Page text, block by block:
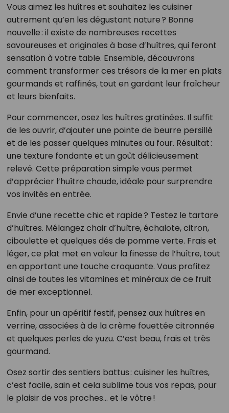
Vous aimez les huîtres et souhaitez les cuisiner
autrement qu’en les dégustant nature ? Bonne
nouvelle : il existe de nombreuses recettes
savoureuses et originales à base d’huîtres, qui feront
sensation à votre table. Ensemble, découvrons
comment transformer ces trésors de la mer en plats
gourmands et raffinés, tout en gardant leur fraîcheur
et leurs bienfaits.
Pour commencer, osez les huîtres gratinées. Il suffit
de les ouvrir, d’ajouter une pointe de beurre persillé
et de les passer quelques minutes au four. Résultat :
une texture fondante et un goût délicieusement
relevé. Cette préparation simple vous permet
d’apprécier l’huître chaude, idéale pour surprendre
vos invités en entrée.
Envie d’une recette chic et rapide ? Testez le tartare
d’huîtres. Mélangez chair d’huître, échalote, citron,
ciboulette et quelques dés de pomme verte. Frais et
léger, ce plat met en valeur la finesse de l’huître, tout
en apportant une touche croquante. Vous profitez
ainsi de toutes les vitamines et minéraux de ce fruit
de mer exceptionnel.
Enfin, pour un apéritif festif, pensez aux huîtres en
verrine, associées à de la crème fouettée citronnée
et quelques perles de yuzu. C’est beau, frais et très
gourmand.
Osez sortir des sentiers battus : cuisiner les huîtres,
c’est facile, sain et cela sublime tous vos repas, pour
le plaisir de vos proches... et le vôtre !